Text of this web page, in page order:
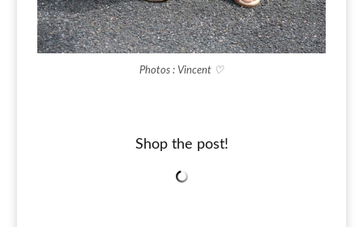
Photos : Vincent ♡
Shop the post!